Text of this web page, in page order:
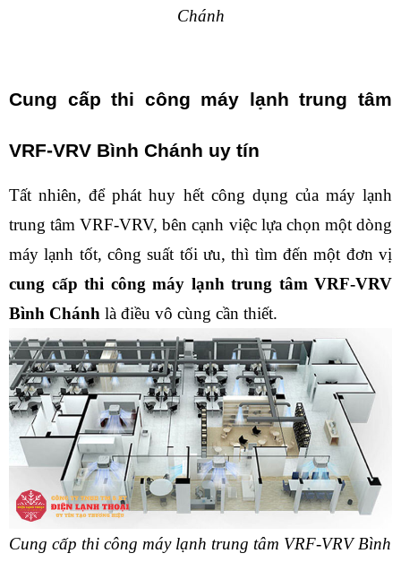
Chánh
Cung cấp thi công máy lạnh trung tâm
VRF-VRV Bình Chánh uy tín
Tất nhiên, để phát huy hết công dụng của máy lạnh
trung tâm VRF-VRV, bên cạnh việc lựa chọn một dòng
cung cấp thi công máy lạnh trung tâm VRF-VRV
Bình Chánh là điều vô cùng cần thiết.
Cung cấp thi công máy lạnh trung tâm VRF-VRV Bình